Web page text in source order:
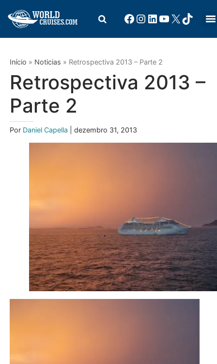
Início » Noticias » Retrospectiva 2013 – Parte 2
Retrospectiva 2013 –
Parte 2
Por Daniel Capella | dezembro 31, 2013